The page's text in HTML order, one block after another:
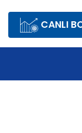
CANLI